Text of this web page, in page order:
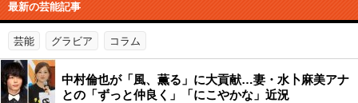
最新の芸能記事
芸能 グラビア コラム
中村倫也が「風、薫る」に大貢献…妻・水卜麻美アナ
との「ずっと仲良く」「にこやかな」近況